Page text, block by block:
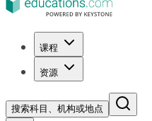
课程
资源
搜索科目、机构或地点